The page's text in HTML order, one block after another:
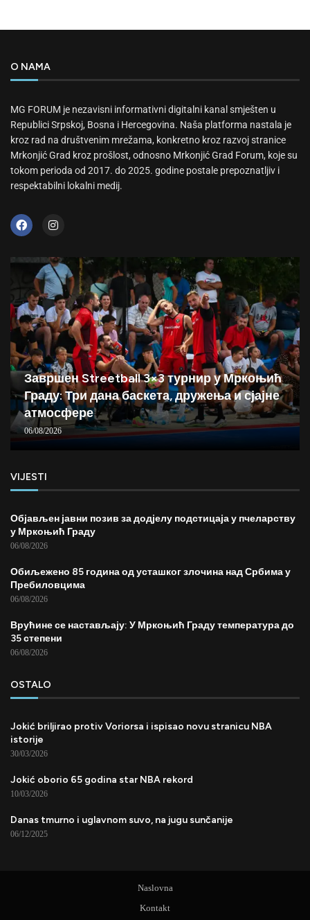
O NAMA
MG FORUM je nezavisni informativni digitalni kanal smješten u
Republici Srpskoj, Bosna i Hercegovina. Naša platforma nastala je
kroz rad na društvenim mrežama, konkretno kroz razvoj stranice
Mrkonjić Grad kroz prošlost, odnosno Mrkonjić Grad Forum, koje su
tokom perioda od 2017. do 2025. godine postale prepoznatljiv i
respektabilni lokalni medij.
Завршен Streetball 3×3 турнир у Мркоњић
Граду: Три дана баскета, дружења и сјајне
атмосфере
06/08/2026
VIJESTI
Објављен јавни позив за додјелу подстицаја у пчеларству
у Мркоњић Граду
06/08/2026
Обиљежено 85 година од усташког злочина над Србима у
Пребиловцима
06/08/2026
Врућине се настављају: У Мркоњић Граду температура до
35 степени
06/08/2026
OSTALO
Jokić briljirao protiv Voriorsa i ispisao novu stranicu NBA
istorije
30/03/2026
Jokić oborio 65 godina star NBA rekord
10/03/2026
Danas tmurno i uglavnom suvo, na jugu sunčanije
06/12/2025
Naslovna
Kontakt